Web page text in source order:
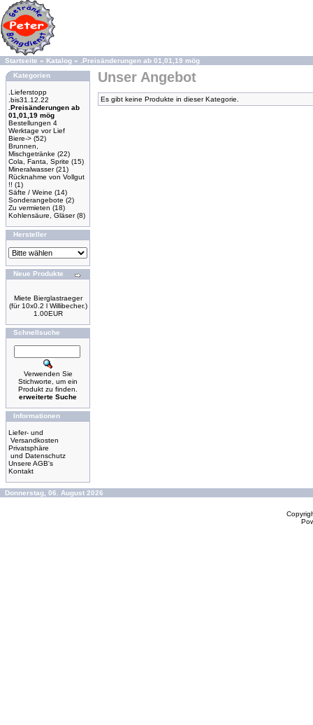
Startseite » Katalog »
.Preisänderungen ab 01,01,19 mög
Kategorien
.Lieferstopp
.bis31.12.22
.Preisänderungen ab
01,01,19 mög
Bestellungen 4
Werktage vor Lief
Biere-> (52)
Brunnen,
Mischgetränke (22)
Cola, Fanta, Sprite (15)
Mineralwasser(21)
Rücknahme von Vollgut
!! (1)
Säfte / Weine (14)
Sonderangebote (2)
Zu vermieten (18)
Kohlensäure, Gläser(8)
Hersteller
Neue Produkte
Miete Bierglastraeger
(für 10x0.2 l Willibecher.)
1.00EUR
Schnellsuche
Verwenden Sie
Stichworte, um ein
Produkt zu finden.
erweiterte Suche
Informationen
Liefer- und
Versandkosten
Privatsphäre
und Datenschutz
Unsere AGB's
Kontakt
Unser Angebot
Es gibt keine Produkte in dieser Kategorie.
Donnerstag, 06. August 2026